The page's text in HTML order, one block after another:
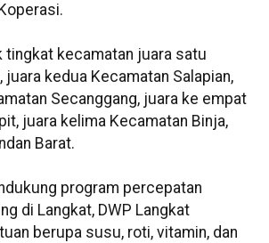
tingkat kecamatan juara satu
juara kedua Kecamatan Salapian,
Secanggang, juara ke empat
juara kelima Kecamatan Binja,
Barat.
program percepatan
di Langkat, DWP Langkat
berupa susu, roti, vitamin, dan